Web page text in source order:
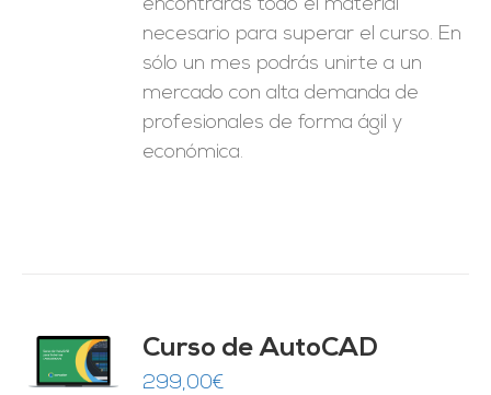
encontrarás todo el material
necesario para superar el curso. En
sólo un mes podrás unirte a un
mercado con alta demanda de
profesionales de forma ágil y
económica.
Curso de AutoCAD
299,00€